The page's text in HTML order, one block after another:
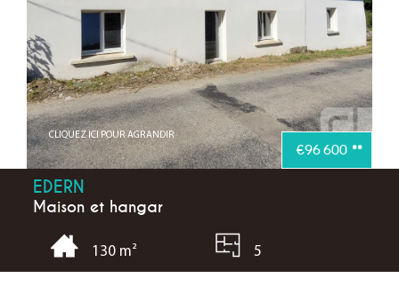
CLIQUEZ ICI POUR AGRANDIR
€96 600 **
EDERN
Maison et hangar
130 m² 5